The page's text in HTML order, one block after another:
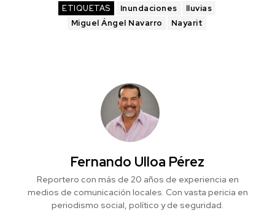
ETIQUETAS Inundaciones
lluvias
Miguel Ángel Navarro
Nayarit
Fernando Ulloa Pérez
Reportero con más de 20 años de experiencia en
medios de comunicación locales. Con vasta pericia en
periodismo social, político y de seguridad.